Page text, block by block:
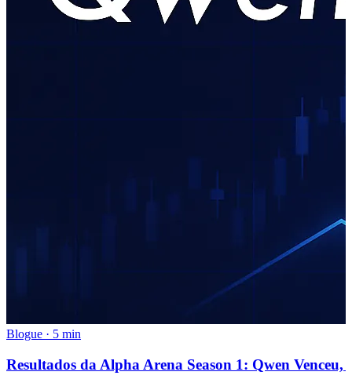
Blogue · 5 min
Resultados da Alpha Arena Season 1: Qwen